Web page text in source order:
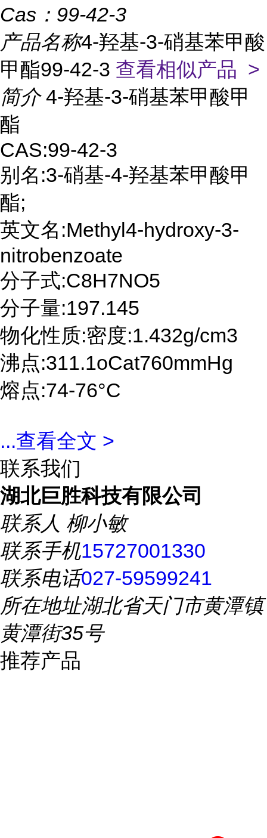
Cas： 99-42-3
产品名称4-羟基-3-硝基苯甲酸
甲酯99-42-3 查看相似产品 >
简介 4-羟基-3-硝基苯甲酸甲
酯
CAS:99-42-3
别名:3-硝基-4-羟基苯甲酸甲
酯;
英文名:Methyl4-hydroxy-3-
nitrobenzoate
分子式:C8H7NO5
分子量:197.145
物化性质:密度:1.432g/cm3
沸点:311.1oCat760mmHg
熔点:74-76°C
...查看全文 >
联系我们
湖北巨胜科技有限公司
联系人 柳小敏
联系手机15727001330
联系电话027-59599241
所在地址湖北省天门市黄潭镇
黄潭街35号
推荐产品